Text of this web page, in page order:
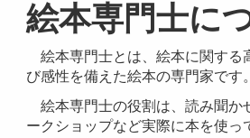
絵本専門士に
絵本専門士とは、絵本に関する
び感性を備えた絵本の専門家です。
絵本専門士の役割は、読み聞か
ークショップなど実際に本を使っ